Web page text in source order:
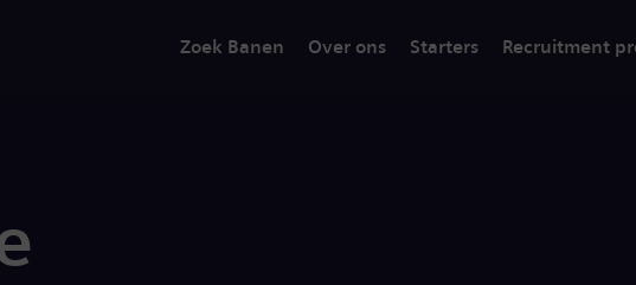
Zoek Banen Over ons Starters Recruitment